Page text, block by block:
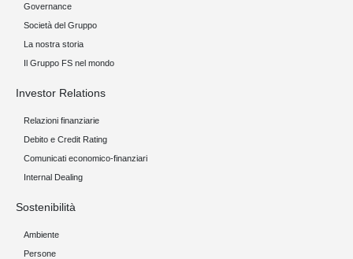
Governance
Società del Gruppo
La nostra storia
Il Gruppo FS nel mondo
Investor Relations
Relazioni finanziarie
Debito e Credit Rating
Comunicati economico-finanziari
Internal Dealing
Sostenibilità
Ambiente
Persone